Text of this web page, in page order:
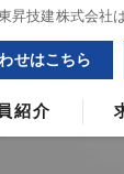
昇技建株式会社
せはこちら
紹介